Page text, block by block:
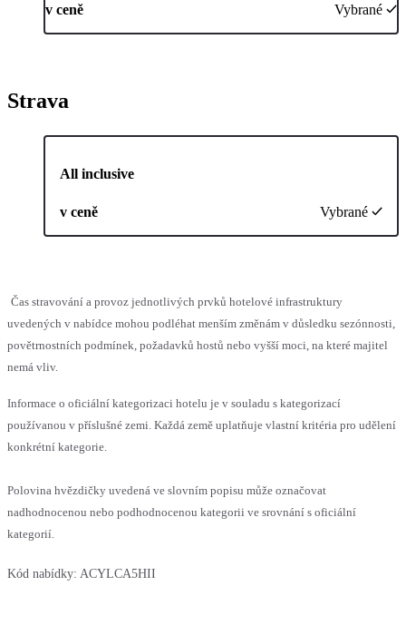
v ceně Vybrané
Strava
All inclusive
v ceně Vybrané
Čas stravování a provoz jednotlivých prvků hotelové infrastruktury
uvedených v nabídce mohou podléhat menším změnám v důsledku sezónnosti,
povětrnostních podmínek, požadavků hostů nebo vyšší moci, na které majitel
nemá vliv.
Informace o oficiální kategorizaci hotelu je v souladu s kategorizací
používanou v příslušné zemi. Každá země uplatňuje vlastní kritéria pro udělení
konkrétní kategorie.
Polovina hvězdičky uvedená ve slovním popisu může označovat
nadhodnocenou nebo podhodnocenou kategorii ve srovnání s oficiální
kategorií.
Kód nabídky: ACYLCA5HII